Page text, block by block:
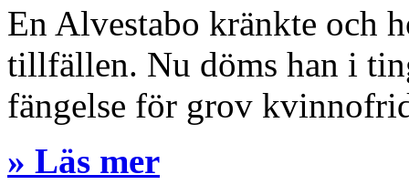
En Alvestabo kränkte och
tillfällen. Nu döms han i
fängelse för grov
» Läs mer